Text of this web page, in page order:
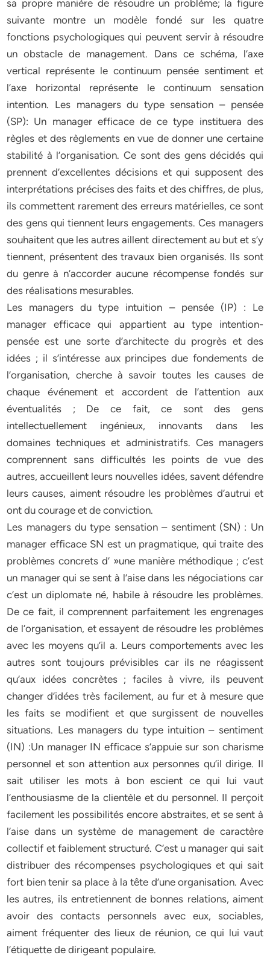
sa propre manière de résoudre un problème; la figure
suivante montre un modèle fondé sur les quatre
fonctions psychologiques qui peuvent servir à résoudre
un obstacle de management. Dans ce schéma, l’axe
vertical représente le continuum pensée sentiment et
l’axe horizontal représente le continuum sensation
intention. Les managers du type sensation – pensée
(SP): Un manager efficace de ce type instituera des
règles et des règlements en vue de donner une certaine
stabilité à l’organisation. Ce sont des gens décidés qui
prennent d’excellentes décisions et qui supposent des
interprétations précises des faits et des chiffres, de plus,
ils commettent rarement des erreurs matérielles, ce sont
des gens qui tiennent leurs engagements. Ces managers
souhaitent que les autres aillent directement au but et s’y
tiennent, présentent des travaux bien organisés. Ils sont
du genre à n’accorder aucune récompense fondés sur
des réalisations mesurables.
Les managers du type intuition – pensée (IP) : Le
manager efficace qui appartient au type intention-
pensée est une sorte d’architecte du progrès et des
idées ; il s’intéresse aux principes due fondements de
l’organisation, cherche à savoir toutes les causes de
chaque événement et accordent de l’attention aux
éventualités ; De ce fait, ce sont des gens
intellectuellement ingénieux, innovants dans les
domaines techniques et administratifs. Ces managers
comprennent sans difficultés les points de vue des
autres, accueillent leurs nouvelles idées, savent défendre
leurs causes, aiment résoudre les problèmes d’autrui et
ont du courage et de conviction.
Les managers du type sensation – sentiment (SN) : Un
manager efficace SN est un pragmatique, qui traite des
problèmes concrets d’ »une manière méthodique ; c’est
un manager qui se sent à l’aise dans les négociations car
c’est un diplomate né, habile à résoudre les problèmes.
De ce fait, il comprennent parfaitement les engrenages
de l’organisation, et essayent de résoudre les problèmes
avec les moyens qu’il a. Leurs comportements avec les
autres sont toujours prévisibles car ils ne réagissent
qu’aux idées concrètes ; faciles à vivre, ils peuvent
changer d’idées très facilement, au fur et à mesure que
les faits se modifient et que surgissent de nouvelles
situations. Les managers du type intuition – sentiment
(IN) :Un manager IN efficace s’appuie sur son charisme
personnel et son attention aux personnes qu’il dirige. Il
sait utiliser les mots à bon escient ce qui lui vaut
l’enthousiasme de la clientèle et du personnel. Il perçoit
facilement les possibilités encore abstraites, et se sent à
l’aise dans un système de management de caractère
collectif et faiblement structuré. C’est u manager qui sait
distribuer des récompenses psychologiques et qui sait
fort bien tenir sa place à la tête d’une organisation. Avec
les autres, ils entretiennent de bonnes relations, aiment
avoir des contacts personnels avec eux, sociables,
aiment fréquenter des lieux de réunion, ce qui lui vaut
l’étiquette de dirigeant populaire.